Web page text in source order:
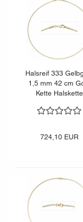
Halsreif 333
1,5 mm 42 cm
Kette Halskette
724,10 EUR